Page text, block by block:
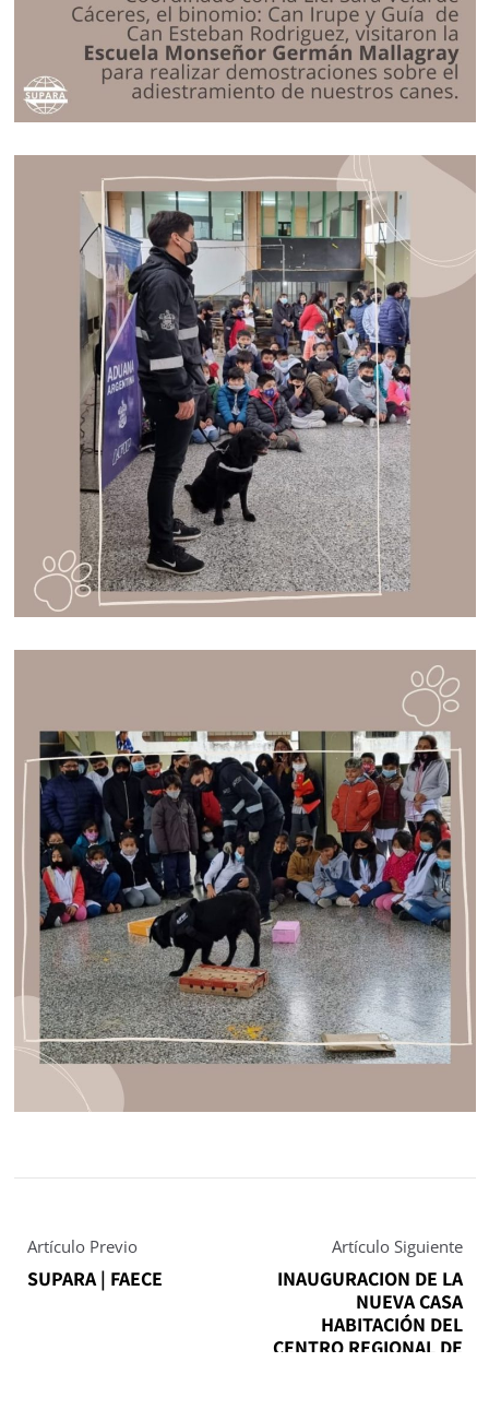
Artículo Previo
SUPARA | FAECE
Artículo Siguiente
INAUGURACION DE LA
NUEVA CASA
HABITACIÓN DEL
CENTRO REGIONAL DE